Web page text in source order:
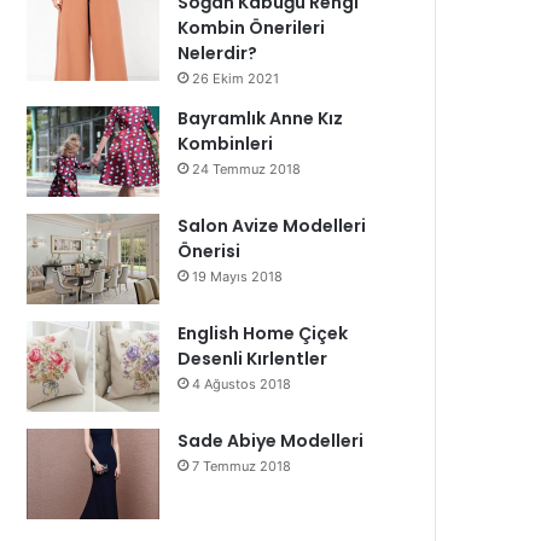
Kombin Önerileri
Nelerdir?
26 Ekim 2021
Bayramlık Anne Kız
Kombinleri
24 Temmuz 2018
Salon Avize Modelleri
Önerisi
19 Mayıs 2018
English Home Çiçek
Desenli Kırlentler
4 Ağustos 2018
Sade Abiye Modelleri
7 Temmuz 2018